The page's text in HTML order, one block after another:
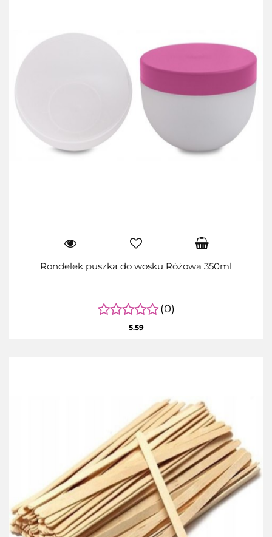
Rondelek puszka do wosku Różowa 350ml
(0)
5.59